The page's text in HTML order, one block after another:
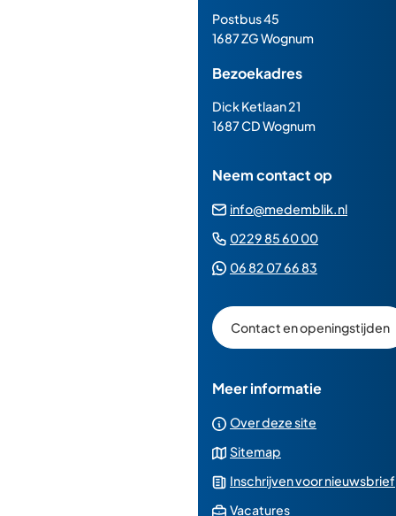
het
van
de
paginainhoud
Postbus 45
1687 ZG Wognum
Bezoekadres
Dick Ketlaan 21
1687 CD Wognum
Neem contact op
info@medemblik.nl
0229 85 60 00(Verwijst
06 82 07 66 83
een
Whatsapp
Contact en openingstijden
Meer informatie
Over deze site
Sitemap
Inschrijven voor nieuwsbrief
Vacatures(Verwijst